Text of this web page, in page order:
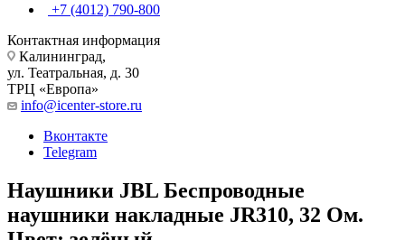
+7 (4012) 790-800
Контактная информация
Калининград,
ул. Театральная, д. 30
ТРЦ «Европа»
info@icenter-store.ru
Вконтакте
Telegram
Наушники JBL Беспроводные
наушники накладные JR310, 32 Ом.